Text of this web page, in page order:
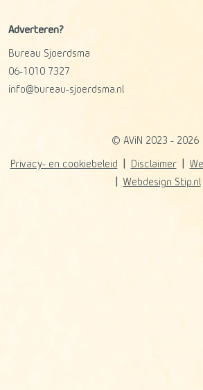
Adverteren?
Bureau Sjoerdsma
06-1010 7327
info@bureau-sjoerdsma.nl
© AViN 2023 - 2026
Privacy- en cookiebeleid Disclaimer
Webdesign Stip.nl